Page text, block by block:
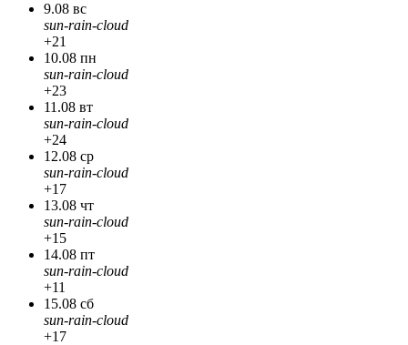
9.08 вс
sun-rain-cloud
+21
10.08 пн
sun-rain-cloud
+23
11.08 вт
sun-rain-cloud
+24
12.08 ср
sun-rain-cloud
+17
13.08 чт
sun-rain-cloud
+15
14.08 пт
sun-rain-cloud
+11
15.08 сб
sun-rain-cloud
+17